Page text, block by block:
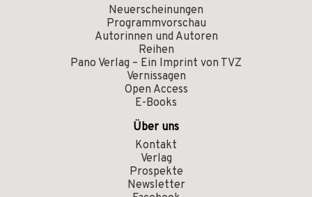
Neuerscheinungen
Programmvorschau
Autorinnen und Autoren
Reihen
Pano Verlag – Ein Imprint von TVZ
Vernissagen
Open Access
E-Books
Über uns
Kontakt
Verlag
Prospekte
Newsletter